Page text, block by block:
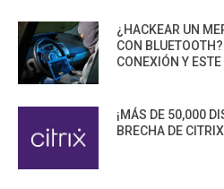
¿HACKEAR UN
CON
CONEXIÓN Y ESTE
¡MÁS DE 50,000
BRECHA DE